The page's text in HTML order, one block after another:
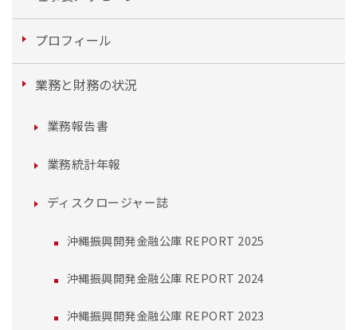
プロフィール
業務と財務の状況
業務報告書
業務統計年報
ディスクロージャー誌
沖縄振興開発金融公庫 REPORT 2025
沖縄振興開発金融公庫 REPORT 2024
沖縄振興開発金融公庫 REPORT 2023